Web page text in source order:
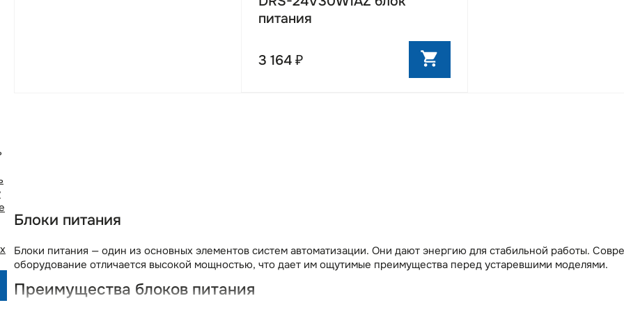
питания
3 164 ₽
Блоки питания
Блоки питания — один из основных элементов систем автоматизации. Они дают энергию для стабильной работы.
оборудование отличается высокой мощностью, что дает им ощутимые преимущества перед устаревшими моделями.
Преимущества блоков питания